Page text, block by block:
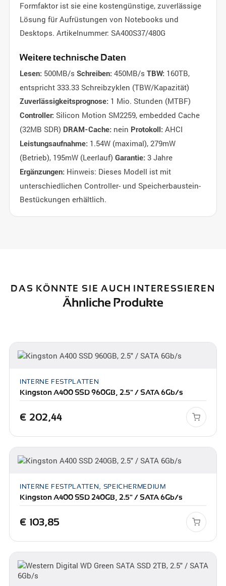
Formfaktor ist sie eine kostengünstige, zuverlässige
Lösung für Aufrüstungen von Notebooks und
Desktops. Artikelnummer: SA400S37/480G
Weitere technische Daten
Lesen:500MB/s Schreiben:450MB/s TBW:160TB,
entspricht 333.33 Schreibzyklen (TBW/Kapazität)
Zuverlässigkeitsprognose:1 Mio. Stunden (MTBF)
Controller:Silicon Motion SM2259, embedded Cache
(32MB SDR) DRAM-Cache:nein Protokoll:AHCI
Leistungsaufnahme:1.54W (maximal), 279mW
(Betrieb), 195mW (Leerlauf) Garantie:3 Jahre
Ergänzungen:Hinweis: Dieses Modell ist mit
unterschiedlichen Controller- und Speicherbaustein-
Bestückungen erhältlich.
DAS KÖNNTE SIE AUCH INTERESSIEREN
Ähnliche Produkte
INTERNE FESTPLATTEN
Kingston A400 SSD 960GB, 2.5" / SATA 6Gb/s
€ 202,44
INTERNE FESTPLATTEN, SPEICHERMEDIUM
Kingston A400 SSD 240GB, 2.5" / SATA 6Gb/s
€ 103,85